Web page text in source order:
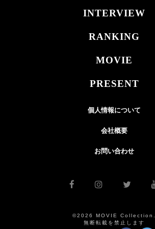
INTERVIEW
RANKING
MOVIE
PRESENT
個人情報について
会社概要
お問い合わせ
©2026 MOVIE Collection.
無断転載を禁止します